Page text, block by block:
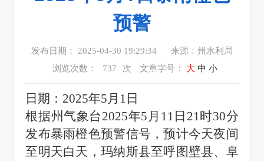
预警
发布日期： 2025-04-30 19:29:34
来源：州水利局
浏览次数：
737 次 文章字号： 大 中 小
日期：2025年5月1日
根据州气象台2025年5月11日21时30分
发布暴雨橙色预警信号，预计今天夜间
至明天白天，玛纳斯县至呼图壁县、阜